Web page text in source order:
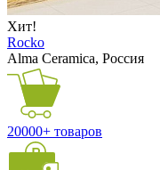
Хит!
Rocko
Alma Ceramica, Россия
20000+ товаров